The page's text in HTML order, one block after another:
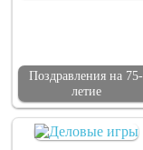
Поздравления на 75-
летие